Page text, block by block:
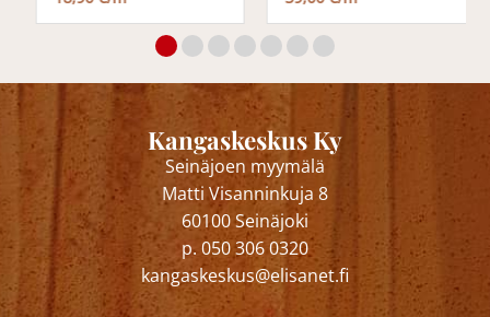
Kangaskeskus Ky
Seinäjoen myymälä
Matti Visanninkuja 8
60100 Seinäjoki
p. 050 306 0320
kangaskeskus@elisanet.fi